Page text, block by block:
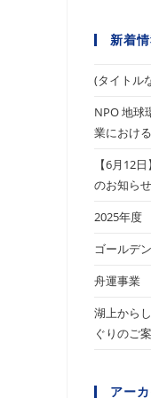
新着
(タイトル
NPO 地球
業におけ
【6月12
のお知らせ
2025年度
ゴールデ
舟運事業
湖上から
ぐりのご
アー